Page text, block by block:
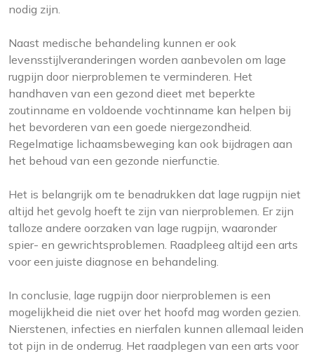
nodig zijn.
Naast medische behandeling kunnen er ook
levensstijlveranderingen worden aanbevolen om lage
rugpijn door nierproblemen te verminderen. Het
handhaven van een gezond dieet met beperkte
zoutinname en voldoende vochtinname kan helpen bij
het bevorderen van een goede niergezondheid.
Regelmatige lichaamsbeweging kan ook bijdragen aan
het behoud van een gezonde nierfunctie.
Het is belangrijk om te benadrukken dat lage rugpijn niet
altijd het gevolg hoeft te zijn van nierproblemen. Er zijn
talloze andere oorzaken van lage rugpijn, waaronder
spier- en gewrichtsproblemen. Raadpleeg altijd een arts
voor een juiste diagnose en behandeling.
In conclusie, lage rugpijn door nierproblemen is een
mogelijkheid die niet over het hoofd mag worden gezien.
Nierstenen, infecties en nierfalen kunnen allemaal leiden
tot pijn in de onderrug. Het raadplegen van een arts voor